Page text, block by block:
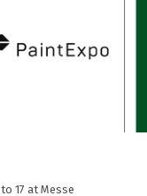
17 at Messe